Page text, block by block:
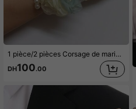
1 pièce/2 pièces Corsage de mariée beige avec camélia vert clair et décoration de perles, décoration florale pour mariage, mariée, demoiselle d'honneur, sœur, fête, cocktail, bal, usage quotidien, accessoire romantique pour poignet, broche de fête de mariage
DH100.00